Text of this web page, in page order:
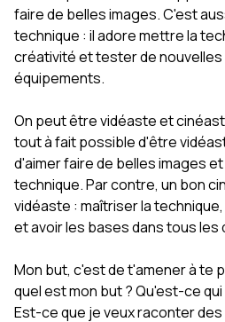
faire de belles images. C'est
technique : il adore mettre la
créativité et tester de
équipements.
On peut être vidéaste et
tout à fait possible d'être
d'aimer faire de belles images
technique. Par contre, un bon
vidéaste : maîtriser la
et avoir les bases dans tous les
Mon but, c'est de t'amener à te
quel est mon but ? Qu'est-ce
Est-ce que je veux raconter